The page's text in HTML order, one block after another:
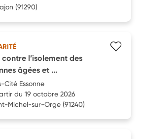
(91290)
l’isolement des
âgées et ...
Cité Essonne
du 19 octobre 2026
Michel-sur-Orge (91240)